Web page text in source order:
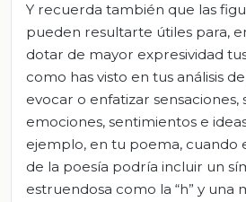
Y recuerda también que las
pueden resultarte útiles para,
dotar de mayor expresividad
como has visto en tus análisis
evocar o enfatizar sensaciones,
emociones, sentimientos e
ejemplo, en tu poema, cuando
de la poesía podría incluir un
estruendosa como la “h” y una